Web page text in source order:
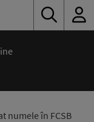
numele în FCSB